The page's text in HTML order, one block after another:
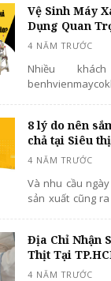
Vệ Sinh Máy
Dụng Quan
Nhiều
xuất phát từ việc
"Vệ Sinh Máy
Quan Trọng
nhé!
8 lý do nên
chả tại Siêu
Và nhu cầu
sản xuất cũng
vị cung cấp các
nhưng trong đó
đơn vị được
Địa Chỉ Nhận
Thịt Tại